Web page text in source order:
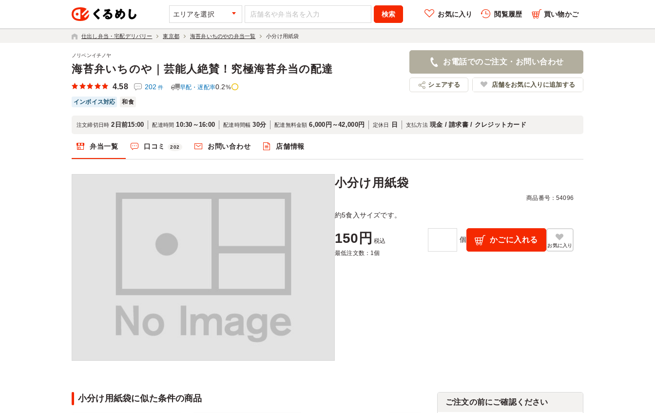
エリアを選択 お気に入り 閲覧履歴
履歴を全件削除する
店舗名：海苔弁いちのや
買い物かご
仕出し弁当・宅配デリバリー 東京都 海苔弁いちのやの弁当一覧 小分け用紙袋
海苔弁いちのや｜芸能人絶賛！究極海苔弁当の配達
ノリベンイチノヤ
4.58 202 件 早配・遅配率0.2%
インボイス対応 和食
お電話でのご注文・お問い合わせ
シェアする 店舗をお気に入りに追加する
注文締切日時 2日前15:00 配達時間 10:30～16:00 配達時間幅 30分 配達無料金額 6,000円～42,000円 定休日 日 支払方法 現金 / 請求書 / クレジットカード
弁当一覧 口コミ 202 お問い合わせ 店舗情報
小分け用紙袋
商品番号：54096
約5食入サイズです。
150円 税込
最低注文数：1個
個 かごに入れる
お気に入り
小分け用紙袋に似た条件の商品 ご注文の前にご確認ください